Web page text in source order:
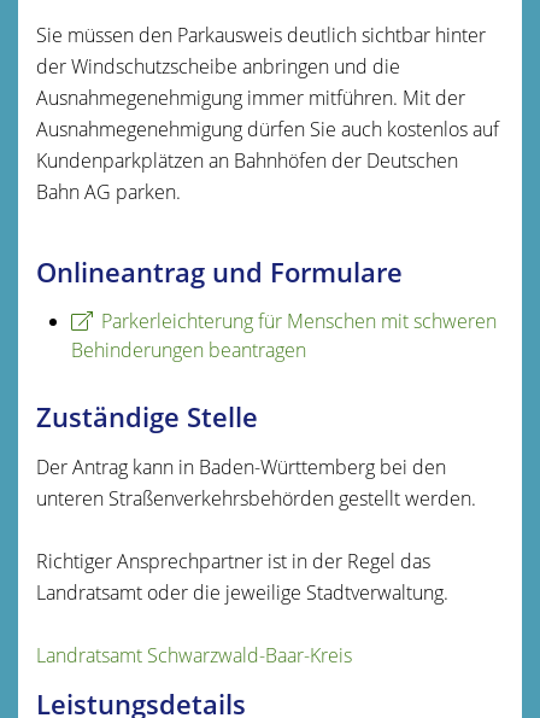
Sie müssen den Parkausweis deutlich sichtbar hinter
der Windschutzscheibe anbringen und die
Ausnahmegenehmigung immer mitführen. Mit der
Ausnahmegenehmigung dürfen Sie auch kostenlos auf
Kundenparkplätzen an Bahnhöfen der Deutschen
Bahn AG parken.
Onlineantrag und Formulare
Parkerleichterung für Menschen mit schweren
Behinderungen beantragen
Zuständige Stelle
Der Antrag kann in Baden-Württemberg bei den
unteren Straßenverkehrsbehörden gestellt werden.
Richtiger Ansprechpartner ist in der Regel das
Landratsamt oder die jeweilige Stadtverwaltung.
Landratsamt Schwarzwald-Baar-Kreis
Leistungsdetails